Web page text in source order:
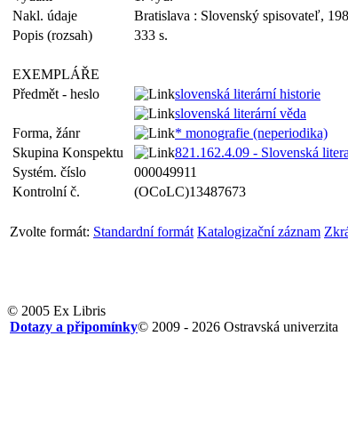
Nakl. údaje
Bratislava : Slovenský spisovateľ,
Popis (rozsah)
333 s.
EXEMPLÁŘE
Předmět - heslo
slovenská literární historie
slovenská literární věda
Forma, žánr
* monografie (neperiodika)
Skupina Konspektu
821.162.4.09 - Slovenská
Systém. číslo
000049911
Kontrolní č.
(OCoLC)13487673
Zvolte formát: Standardní formát Katalogizační záznam
© 2005 Ex Libris
© 2009 - 2026 Ostravská univerzita
Dotazy a připomínky